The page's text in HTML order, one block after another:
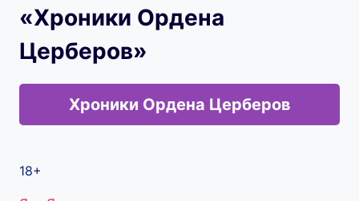
«Хроники Ордена
Церберов»
Хроники Ордена Церберов
18+